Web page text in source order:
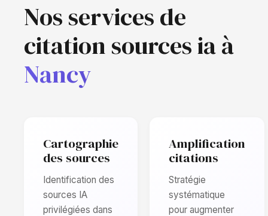
Nos services de
citation sources ia à
Nancy
Cartographie
des sources
Identification des
sources IA
privilégiées dans
Amplification
citations
Stratégie
systématique
pour augmenter